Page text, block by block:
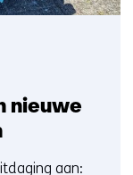
nieuwe
aan: